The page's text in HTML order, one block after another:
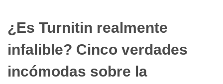
¿Es Turnitin realmente
infalible? Cinco verdades
incómodas sobre la